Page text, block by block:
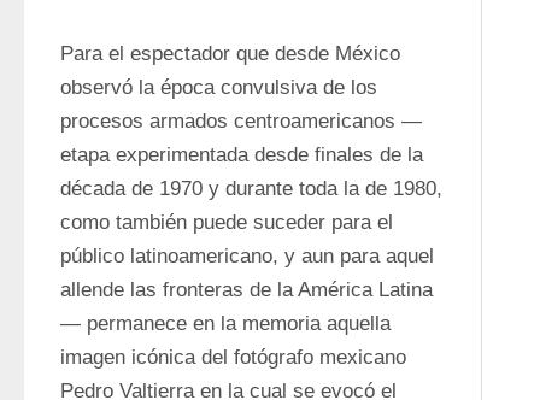
Para el espectador que desde México
observó la época convulsiva de los
procesos armados centroamericanos —
etapa experimentada desde finales de la
década de 1970 y durante toda la de 1980,
como también puede suceder para el
público latinoamericano, y aun para aquel
allende las fronteras de la América Latina
— permanece en la memoria aquella
imagen icónica del fotógrafo mexicano
Pedro Valtierra en la cual se evocó el